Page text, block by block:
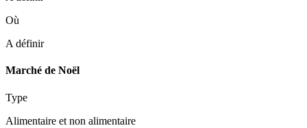
Où
A définir
Marché de Noël
Type
Alimentaire et non alimentaire